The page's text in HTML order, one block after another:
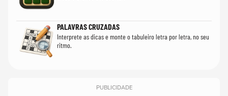
PALAVRAS CRUZADAS
Interprete as dicas e monte o tabuleiro letra por letra, no seu
ritmo.
PUBLICIDADE